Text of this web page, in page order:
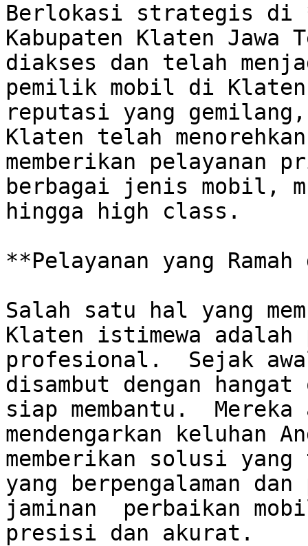
Berlokasi strategis di
Kabupaten Klaten Jawa
diakses dan telah
pemilik mobil di Klaten
reputasi yang
Klaten telah
memberikan pelayanan
berbagai jenis mobil,
hingga high class.
**Pelayanan yang
Salah satu hal yang
Klaten istimewa adalah
profesional.  Sejak
disambut dengan
siap membantu.  Mereka
mendengarkan keluhan
memberikan solusi
yang berpengalaman
jaminan  perbaikan
presisi dan akurat.